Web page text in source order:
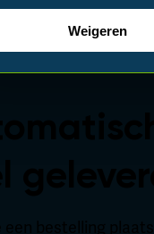
Weigeren